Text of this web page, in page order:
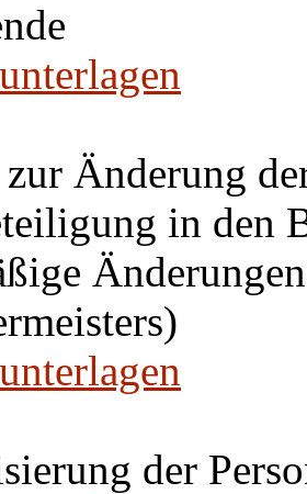
Änderung
in den
der